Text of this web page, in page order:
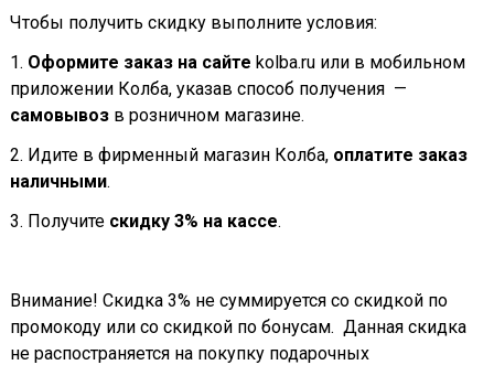
Чтобы получить скидку выполните условия:
1. Оформите заказ на сайте kolba.ru или в мобильном
приложении Колба, указав способ получения —
самовывоз в розничном магазине.
2. Идите в фирменный магазин Колба, оплатите заказ
наличными.
3. Получите скидку 3% на кассе.
Внимание! Скидка 3% не суммируется со скидкой по
промокоду или со скидкой по бонусам. Данная скидка
не распостраняется на покупку подарочных